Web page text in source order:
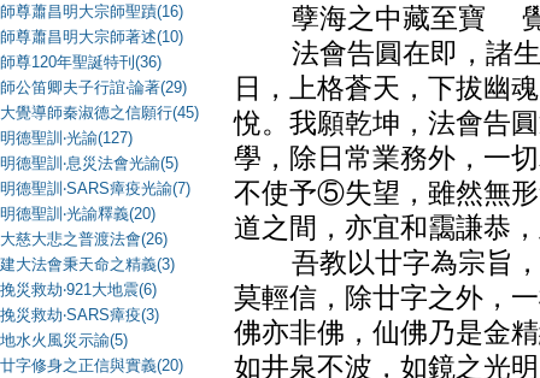
師尊蕭昌明大宗師聖蹟(16)
師尊蕭昌明大宗師著述(10)
師尊120年聖誕特刊(36)
師公笛卿夫子行誼‧論著(29)
大覺導師秦淑德之信願行(45)
明德聖訓‧光諭(127)
明德聖訓‧息災法會光諭(5)
明德聖訓‧SARS瘴疫光諭(7)
明德聖訓‧光諭釋義(20)
大慈大悲之普渡法會(26)
建大法會秉天命之精義(3)
挽災救劫‧921大地震(6)
挽災救劫‧SARS瘴疫(3)
地水火風災示諭(5)
廿字修身之正信與實義(20)
孽海之中藏至寶 覺
法會告圓在即，諸生
日，上格蒼天，下拔幽
悅。我願乾坤，法會告
學，除日常業務外，一
不使予⑤失望，雖然無
道之間，亦宜和靄謙恭
吾教以廿字為宗旨，
莫輕信，除廿字之外，
佛亦非佛，仙佛乃是金
如井泉不波，如鏡之光